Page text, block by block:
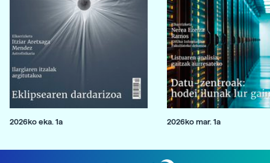
2026ko eka. 1a 2026ko mar. 1a